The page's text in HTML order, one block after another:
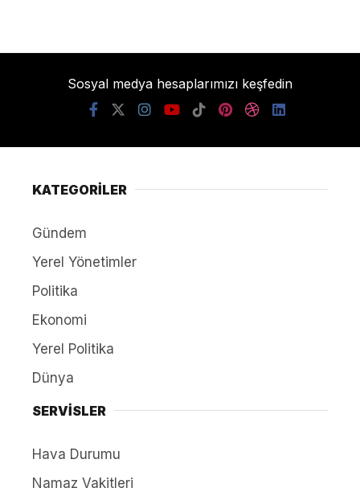
Sosyal medya hesaplarımızı keşfedin
KATEGORİLER
Gündem
Yerel Yönetimler
Politika
Ekonomi
Yerel Politika
Dünya
SERVİSLER
Hava Durumu
Namaz Vakitleri